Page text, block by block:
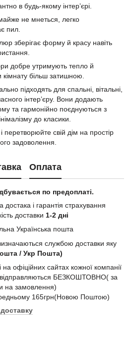
в будь-якому інтер’єрі.
не мнеться, легко
пил.
зберігає форму й красу навіть
добре утримують тепло й
більш затишною.
підходять для спальні, вітальні,
інтер’єру. Вони додають
та гармонійно поєднуються з
до класики.
свій дім на простір
задоволення.
Оплата
по предоплаті.
і гарантія страхування
доставки 1-2 дні
Українська пошта
службою доставки яку
/ Укр Пошта)
офіційних сайтах кожної компанії
відправляються БЕЗКОШТОВНО( за
на замовлення)
165грн(Новою Поштою)